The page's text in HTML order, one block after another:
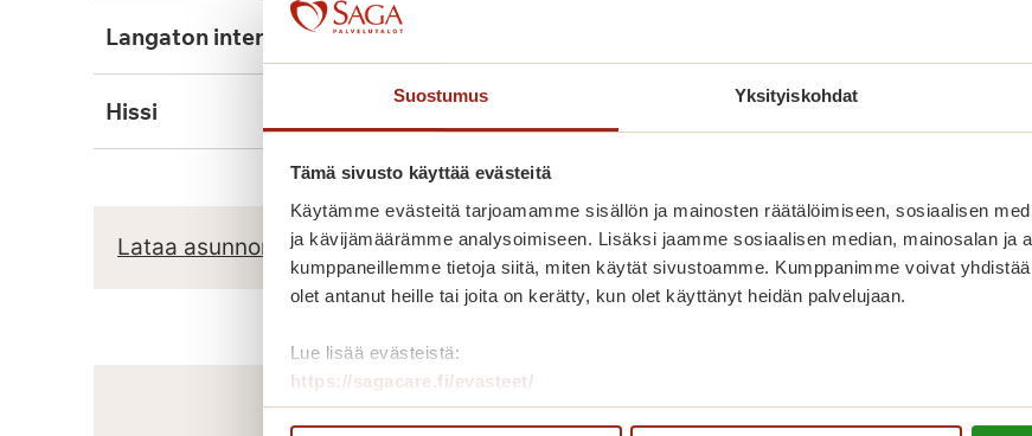
Suostumus Yksityiskohdat
Tämä sivusto käyttää evästeitä
Käytämme evästeitä tarjoamamme sisällön ja mainosten räätälöimiseen, sosiaalisen
ja kävijämäärämme analysoimiseen. Lisäksi jaamme sosiaalisen median, mainosalan ja
kumppaneillemme tietoja siitä, miten käytät sivustoamme. Kumppanimme voivat
olet antanut heille tai joita on kerätty, kun olet käyttänyt heidän palvelujaan.
Lue lisää evästeistä:
https://sagacare.fi/evasteet/
langaton internet
hissi kyllä, 2kpl
Lataa asunnon pohjapiirros
Julkinen